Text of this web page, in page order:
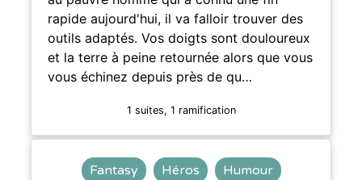
rapide aujourd'hui, il va falloir trouver des
outils adaptés. Vos doigts sont douloureux
et la terre à peine retournée alors que vous
vous échinez depuis près de qu…
1 suites, 1 ramification
Fantasy Héros
Humour